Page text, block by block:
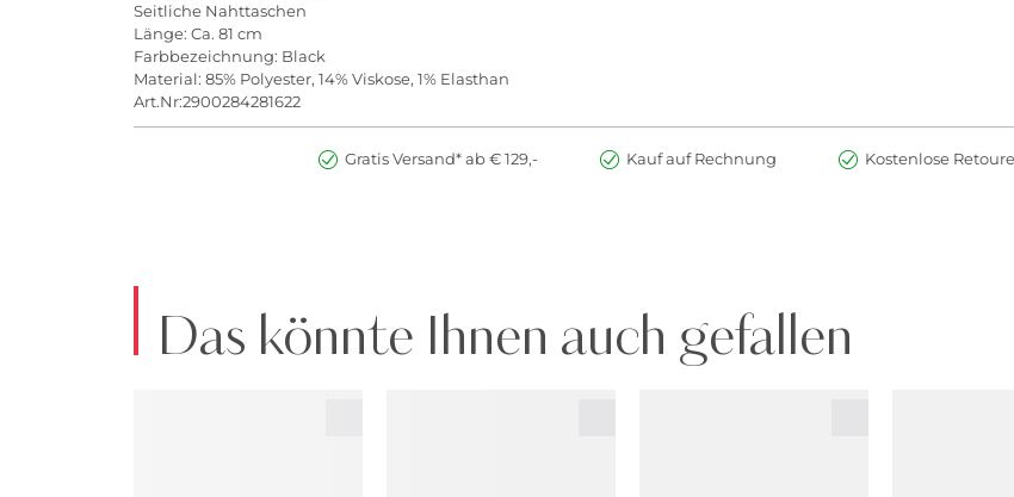
Seitliche Nahttaschen
Länge: Ca. 81 cm
Farbbezeichnung: Black
Material: 85% Polyester, 14% Viskose, 1% Elasthan
Art.Nr:2900284281622
Gratis Versand* ab € 129,- Kauf auf Rechnung Kostenlose Retoure
Das könnte Ihnen auch gefallen